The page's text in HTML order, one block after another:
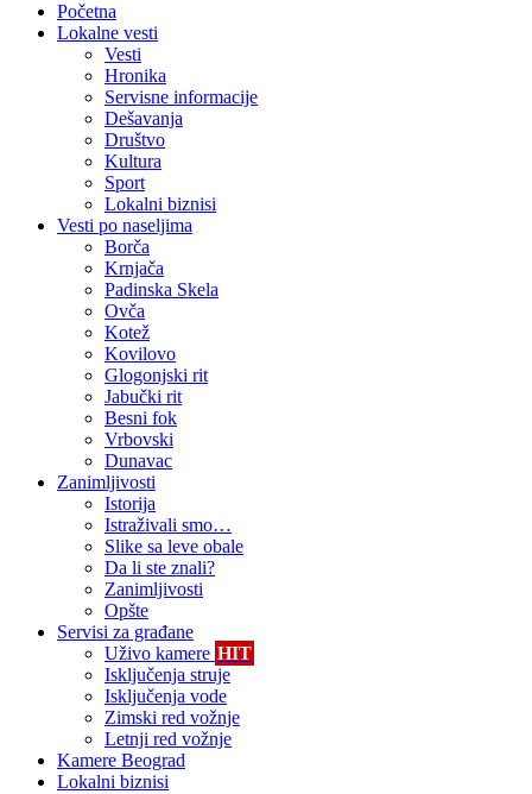
Početna
Lokalne vesti
Vesti
Hronika
Servisne informacije
Dešavanja
Društvo
Kultura
Sport
Lokalni biznisi
Vesti po naseljima
Borča
Krnjača
Padinska Skela
Ovča
Kotež
Kovilovo
Glogonjski rit
Jabučki rit
Besni fok
Vrbovski
Dunavac
Zanimljivosti
Istorija
Istraživali smo…
Slike sa leve obale
Da li ste znali?
Zanimljivosti
Opšte
Servisi za građane
Uživo kamere HIT
Isključenja struje
Isključenja vode
Zimski red vožnje
Letnji red vožnje
Kamere Beograd
Lokalni biznisi